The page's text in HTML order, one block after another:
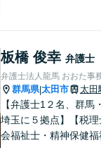
板橋 俊幸 弁護士
弁護士法人龍馬 おおた事
群馬県|太田市 太田
【弁護士1２名、群馬
埼玉に５拠点】【税理
会福祉士・精神保健福